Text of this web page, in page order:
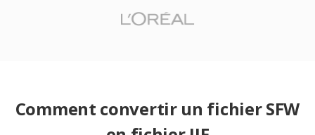
Comment convertir un fichier SFW